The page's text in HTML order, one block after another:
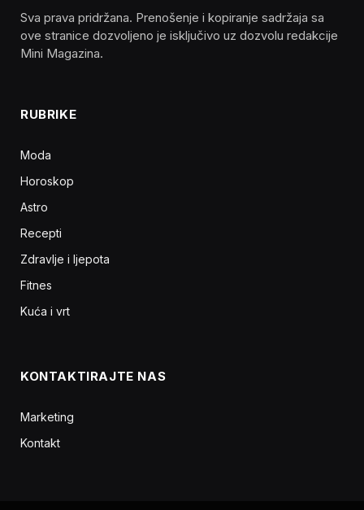
Sva prava pridržana. Prenošenje i kopiranje sadržaja sa
ove stranice dozvoljeno je isključivo uz dozvolu redakcije
Mini Magazina.
RUBRIKE
Moda
Horoskop
Astro
Recepti
Zdravlje i ljepota
Fitnes
Kuća i vrt
KONTAKTIRAJTE NAS
Marketing
Kontakt